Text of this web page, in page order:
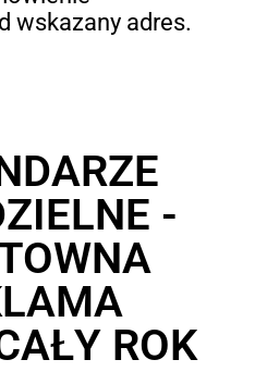
wskazany adres.
-
ROK